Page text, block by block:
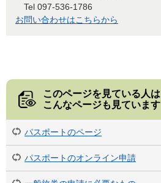
Tel 097-536-1786
お問い合わせはこちらから
このページを見ている人は
こんなページも見ています
パスポートのページ
パスポートのオンライン申請